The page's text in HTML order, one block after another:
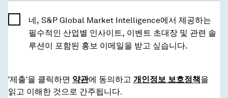
네, S&P Global Market Intelligence에서 제공하는
필수적인 산업별 인사이트, 이벤트 초대장 및 관련 솔
루션이 포함된 홍보 이메일을 받고 싶습니다.
'제출'을 클릭하면 약관에 동의하고 개인정보 보호정책을
읽고 이해한 것으로 간주됩니다.